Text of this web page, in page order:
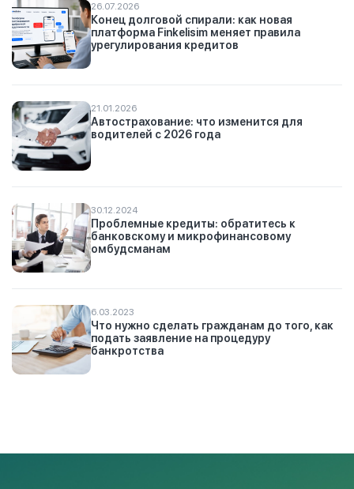
26.07.2026
Конец долговой спирали: как новая
платформа Finkelisim меняет правила
урегулирования кредитов
21.01.2026
Автострахование: что изменится для
водителей с 2026 года
30.12.2024
Проблемные кредиты: обратитесь к
банковскому и микрофинансовому
омбудсманам
6.03.2023
Что нужно сделать гражданам до того, как
подать заявление на процедуру
банкротства